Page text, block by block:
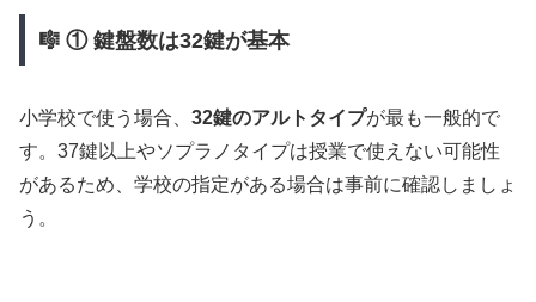
🎼 ① 鍵盤数は32鍵が基本
小学校で使う場合、 32鍵のアルトタイプが最も一般的で
す。37鍵以上やソプラノタイプは授業で使えない可能性
があるため、学校の指定がある場合は事前に確認しましょ
う。